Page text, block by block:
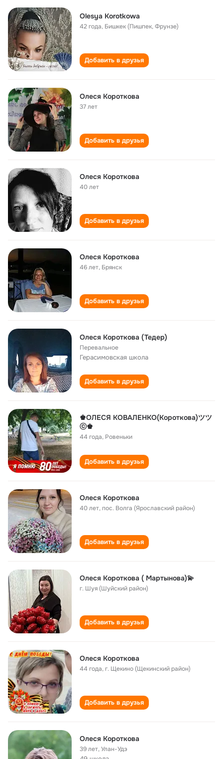
Olesya Korotkowa
42 года, Бишкек (Пишпек, Фрунзе)
Добавить в друзья
Олеся Короткова
37 лет
Добавить в друзья
Олеся Короткова
40 лет
Добавить в друзья
Олеся Короткова
46 лет, Брянск
Добавить в друзья
Олеся Короткова (Тедер)
Перевальное
Герасимовская школа
Добавить в друзья
♚ОЛЕСЯ KОВАЛЕНКО(Короткова)ツツ
ⓒ♚
44 года, Ровеньки
Добавить в друзья
Олеся Короткова
40 лет,пос. Волга (Ярославский район)
Добавить в друзья
Олеся Короткова ( Мартынова)💫
г. Шуя (Шуйский район)
Добавить в друзья
Олеся Короткова
44 года,г. Щекино (Щекинский район)
Добавить в друзья
Олеся Короткова
39 лет,Улан-Удэ